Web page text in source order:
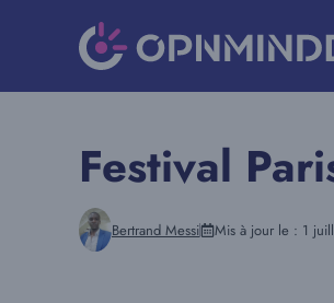
Festival
Bertrand Messi Mis à jour le : 1